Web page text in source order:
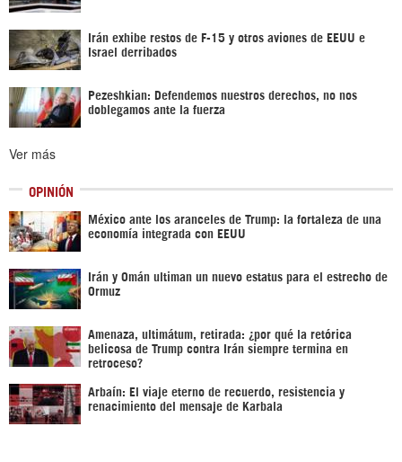
Irán exhibe restos de F-15 y otros aviones de EEUU e
Israel derribados
Pezeshkian: Defendemos nuestros derechos, no nos
doblegamos ante la fuerza
Ver más
OPINIÓN
México ante los aranceles de Trump: la fortaleza de una
economía integrada con EEUU
Irán y Omán ultiman un nuevo estatus para el estrecho de
Ormuz
Amenaza, ultimátum, retirada: ¿por qué la retórica
belicosa de Trump contra Irán siempre termina en
retroceso?
Arbaín: El viaje eterno de recuerdo, resistencia y
renacimiento del mensaje de Karbala